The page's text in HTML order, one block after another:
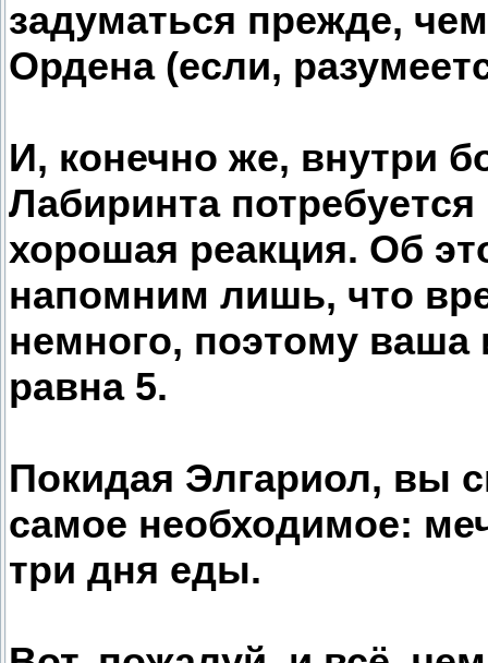
задуматься прежде,
Ордена (если,
И, конечно же, внутри
Лабиринта
хорошая реакция. Об
напомним лишь, что
немного, поэтому ваша
равна 5.
Покидая Элгариол, вы
самое необходимое:
три дня еды.